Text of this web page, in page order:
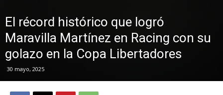
El récord histórico que logró
Maravilla Martínez en Racing con su
golazo en la Copa Libertadores
30 mayo, 2025